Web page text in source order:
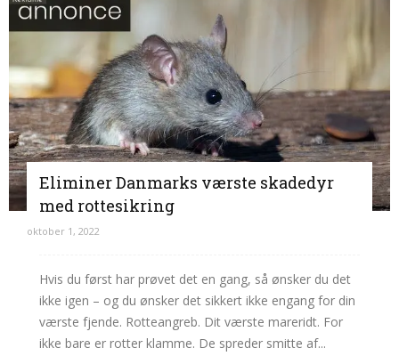
Eliminer Danmarks værste skadedyr
med rottesikring
oktober 1, 2022
Hvis du først har prøvet det en gang, så ønsker du det
ikke igen – og du ønsker det sikkert ikke engang for din
værste fjende. Rotteangreb. Dit værste mareridt. For
ikke bare er rotter klamme. De spreder smitte af...